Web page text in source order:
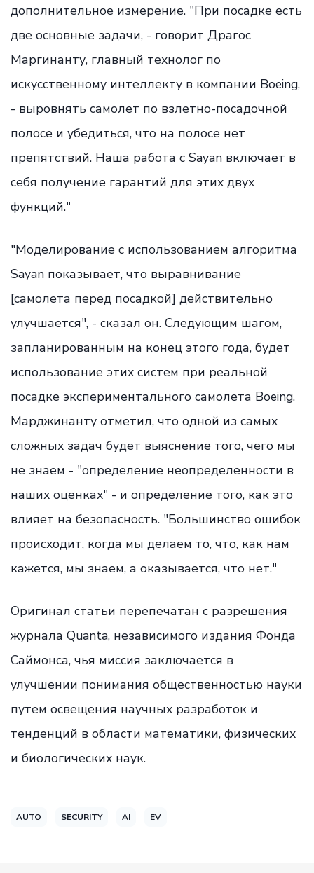
дополнительное измерение. "При посадке есть
две основные задачи, - говорит Драгос
Маргинанту, главный технолог по
искусственному интеллекту в компании Boeing,
- выровнять самолет по взлетно-посадочной
полосе и убедиться, что на полосе нет
препятствий. Наша работа с Sayan включает в
себя получение гарантий для этих двух
функций."
"Моделирование с использованием алгоритма
Sayan показывает, что выравнивание
[самолета перед посадкой] действительно
улучшается", - сказал он. Следующим шагом,
запланированным на конец этого года, будет
использование этих систем при реальной
посадке экспериментального самолета Boeing.
Марджинанту отметил, что одной из самых
сложных задач будет выяснение того, чего мы
не знаем - "определение неопределенности в
наших оценках" - и определение того, как это
влияет на безопасность. "Большинство ошибок
происходит, когда мы делаем то, что, как нам
кажется, мы знаем, а оказывается, что нет."
Оригинал статьи перепечатан с разрешения
журнала Quanta, независимого издания Фонда
Саймонса, чья миссия заключается в
улучшении понимания общественностью науки
путем освещения научных разработок и
тенденций в области математики, физических
и биологических наук.
AUTO SECURITY AI EV